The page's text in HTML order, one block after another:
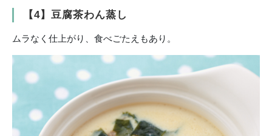
【4】豆腐茶わん蒸し
ムラなく仕上がり、食べごたえもあり。